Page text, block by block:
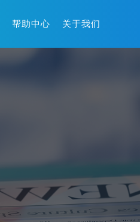
帮助中心 关于我们